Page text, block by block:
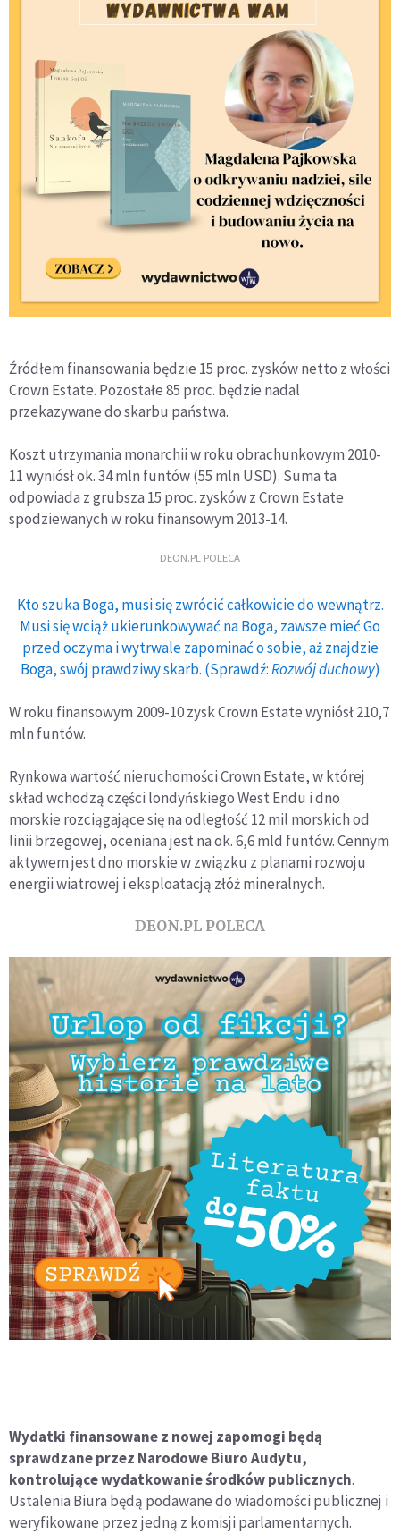
Źródłem finansowania będzie 15 proc. zysków netto z włości
Crown Estate. Pozostałe 85 proc. będzie nadal
przekazywane do skarbu państwa.
Koszt utrzymania monarchii w roku obrachunkowym 2010-
11 wyniósł ok. 34 mln funtów (55 mln USD). Suma ta
odpowiada z grubsza 15 proc. zysków z Crown Estate
spodziewanych w roku finansowym 2013-14.
DEON.PL POLECA
Kto szuka Boga, musi się zwrócić całkowicie do wewnątrz.
Musi się wciąż ukierunkowywać na Boga, zawsze mieć Go
przed oczyma i wytrwale zapominać o sobie, aż znajdzie
Boga, swój prawdziwy skarb. (Sprawdź:Rozwój duchowy)
W roku finansowym 2009-10 zysk Crown Estate wyniósł 210,7
mln funtów.
Rynkowa wartość nieruchomości Crown Estate, w której
skład wchodzą części londyńskiego West Endu i dno
morskie rozciągające się na odległość 12 mil morskich od
linii brzegowej, oceniana jest na ok. 6,6 mld funtów. Cennym
aktywem jest dno morskie w związku z planami rozwoju
energii wiatrowej i eksploatacją złóż mineralnych.
DEON.PL POLECA
Wydatki finansowane z nowej zapomogi będą
sprawdzane przez Narodowe Biuro Audytu,
kontrolujące wydatkowanie środków publicznych.
Ustalenia Biura będą podawane do wiadomości publicznej i
weryfikowane przez jedną z komisji parlamentarnych.